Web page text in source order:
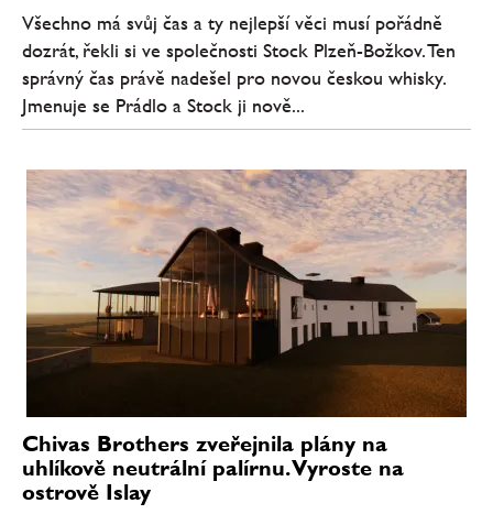
Všechno má svůj čas a ty nejlepší věci musí pořádně
dozrát, řekli si ve společnosti Stock Plzeň-Božkov. Ten
správný čas právě nadešel pro novou českou whisky.
Jmenuje se Prádlo a Stock ji nově...
Chivas Brothers zveřejnila plány na
uhlíkově neutrální palírnu. Vyroste na
ostrově Islay